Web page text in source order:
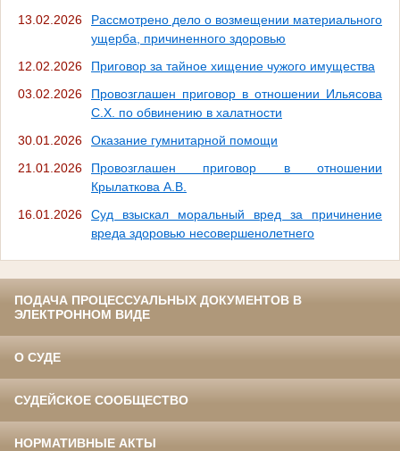
13.02.2026
Рассмотрено дело о возмещении материального
ущерба, причиненного здоровью
12.02.2026
Приговор за тайное хищение чужого имущества
03.02.2026
Провозглашен приговор в отношении Ильясова
С.Х. по обвинению в халатности
30.01.2026
Оказание гумнитарной помощи
21.01.2026
Провозглашен приговор в отношении
Крылаткова А.В.
16.01.2026
Суд взыскал моральный вред за причинение
вреда здоровью несовершенолетнего
ПОДАЧА ПРОЦЕССУАЛЬНЫХ ДОКУМЕНТОВ В
ЭЛЕКТРОННОМ ВИДЕ
О СУДЕ
СУДЕЙСКОЕ СООБЩЕСТВО
НОРМАТИВНЫЕ АКТЫ